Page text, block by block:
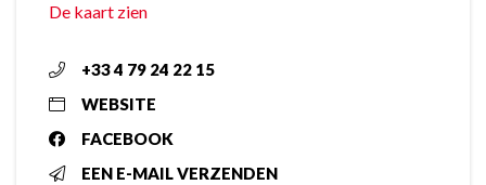
De kaart zien
+33 4 79 24 22 15
WEBSITE
FACEBOOK
EEN E-MAIL VERZENDEN